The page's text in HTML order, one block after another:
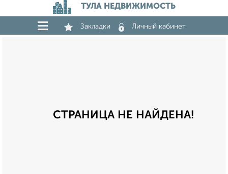
ТУЛА НЕДВИЖИМОСТЬ
Закладки Личный кабинет
СТРАНИЦА НЕ НАЙДЕНА!